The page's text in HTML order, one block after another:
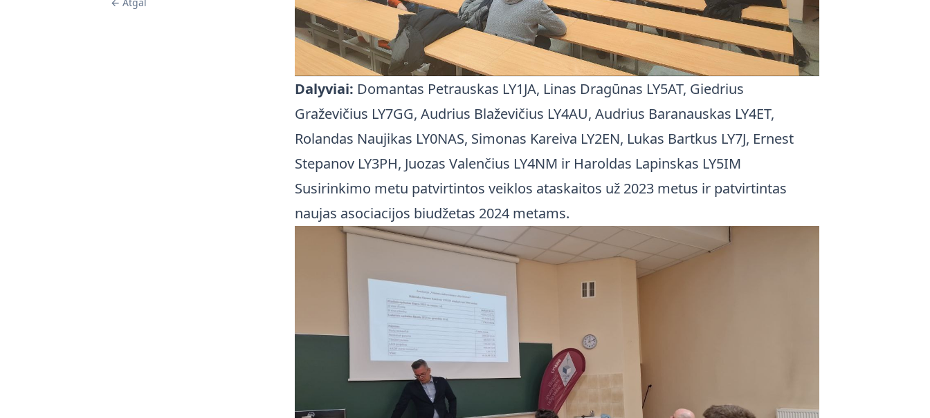
Dalyviai: Domantas Petrauskas LY1JA, Linas Dragūnas LY5AT, Giedrius
Graževičius LY7GG, Audrius Blaževičius LY4AU, Audrius Baranauskas LY4ET,
Rolandas Naujikas LY0NAS, Simonas Kareiva LY2EN, Lukas Bartkus LY7J, Ernest
Stepanov LY3PH, Juozas Valenčius LY4NM ir Haroldas Lapinskas LY5IM
Susirinkimo metu patvirtintos veiklos ataskaitos už 2023 metus ir patvirtintas
naujas asociacijos biudžetas 2024 metams.